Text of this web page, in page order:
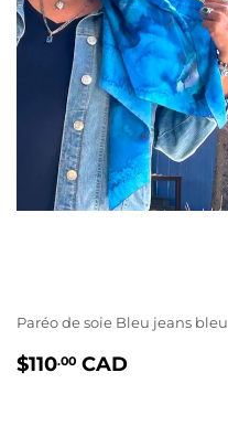
Paréo de soie Bleu jeans bleu
PRIX
$110.00 CAD